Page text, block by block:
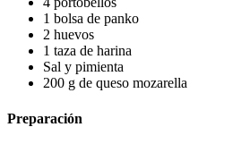
1 bolsa de panko
2 huevos
1 taza de harina
Sal y pimienta
200 g de queso mozarella
Preparación